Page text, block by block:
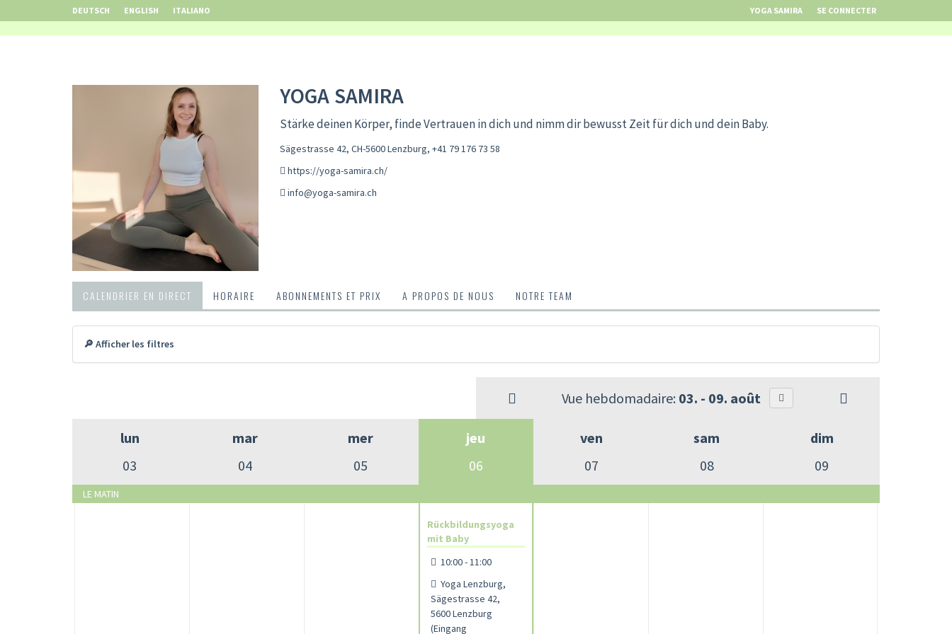
DEUTSCH ENGLISH ITALIANO YOGA SAMIRA SE CONNECTER
YOGA SAMIRA
Stärke deinen Körper, finde Vertrauen in dich und nimm dir bewusst Zeit für dich und dein Baby.
Sägestrasse 42, CH-5600 Lenzburg, +41 79 176 73 58
https://yoga-samira.ch/
info@yoga-samira.ch
CALENDRIER EN DIRECT HORAIRE ABONNEMENTS ET PRIX A PROPOS DE NOUS NOTRE TEAM
🔎 Afficher les filtres
Vue hebdomadaire: 03. - 09. août
lun
03
mar
04
mer
05
jeu
06
ven
07
sam
08
dim
09
LE MATIN
Rückbildungsyoga
mit Baby
10:00 - 11:00
Yoga Lenzburg,
Sägestrasse 42,
5600 Lenzburg
(Eingang